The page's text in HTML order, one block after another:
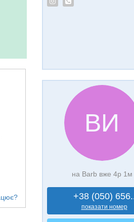
ВИ
на Barb вже 4р 1м
+38 (050)
показати номер